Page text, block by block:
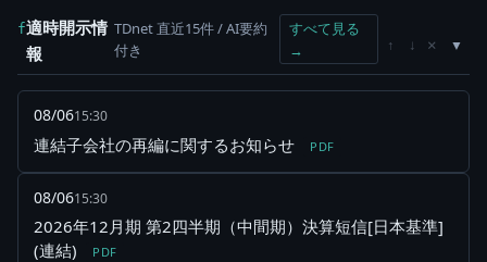
f適時開示情
報
TDnet 直近15件 / AI要約
付き
すべて見る
→
↑ ↓ ×
08/0615:30
連結子会社の再編に関するお知らせ PDF
08/0615:30
2026年12月期 第2四半期（中間期）決算短信[日本基準]
(連結)
PDF